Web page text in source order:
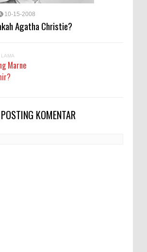
10-15-2008
Agatha Christie?
Marne
POSTING KOMENTAR